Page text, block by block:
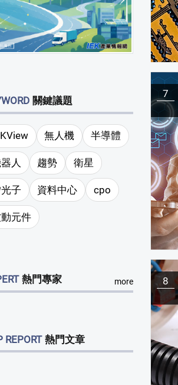
關鍵議題
無人機 半導體
人 趨勢 衛星
子 資料中心 cpo
元件
熱門專家 more
REPORT 熱門文章
7
8